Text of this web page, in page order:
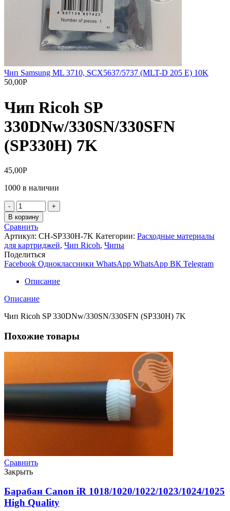
Чип Samsung ML 3710, SCX5637/5737 (MLT-D 205 E) 10K
50,00Р
Чип Ricoh SP
330DNw/330SN/330SFN
(SP330H) 7K
45,00Р
1000 в наличии
Количество
товара
Чип
Ricoh
SP
330DNw/330SN/330SFN
(SP330H)
7K
В корзину
Сравнить
Артикул: CH-SP330H-7K Категории: Расходные материалы
для картриджей, Чип Ricoh, Чипы
Поделиться
Facebook Одноклассники WhatsApp WhatsApp ВК Telegram
Описание
Описание
Чип Ricoh SP 330DNw/330SN/330SFN (SP330H) 7K
Похожие товары
Сравнить
Закрыть
Барабан Canon iR 1018/1020/1022/1023/1024/1025
High Quality